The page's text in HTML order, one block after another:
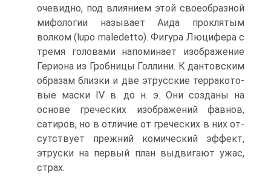
очевидно, под влиянием этой своеобразной
мифологии называет Аида проклятым
волком (lupo maledetto). Фигура Люцифера с
тремя головами напоминает изображение
Гериона из Гробницы Гол­лини. К дантовским
образам близки и две этрусские терракото­
вые маски IV в. до н. э. Они созданы на
основе греческих изо­бражений фавнов,
сатиров, но в отличие от греческих в них от­
сутствует прежний комический эффект,
этруски на первый план выдвигают ужас,
страх.